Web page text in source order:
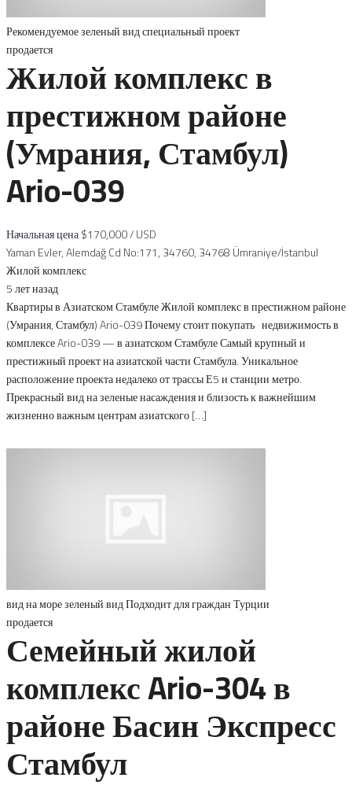
Рекомендуемоезеленый видспециальный проект
продается
Жилой комплекс в
престижном районе
(Умрания, Стамбул)
Ario-039
Начальная цена$170,000/ USD
Yaman Evler, Alemdağ Cd No:171, 34760, 34768 Ümraniye/İstanbul
Жилой комплекс
5 лет назад
Квартиры в Азиатском Стамбуле Жилой комплекс в престижном районе
(Умрания, Стамбул) Ario-039 Почему стоит покупать недвижимость в
комплексе Ario-039 — в азиатском Стамбуле Самый крупный и
престижный проект на азиатской части Стамбула. Уникальное
расположение проекта недалеко от трассы Е5 и станции метро.
Прекрасный вид на зеленые насаждения и близость к важнейшим
жизненно важным центрам азиатского […]
вид на морезеленый видПодходит для граждан Турции
продается
Семейный жилой
комплекс Ario-304 в
районе Басин Экспресс
Стамбул